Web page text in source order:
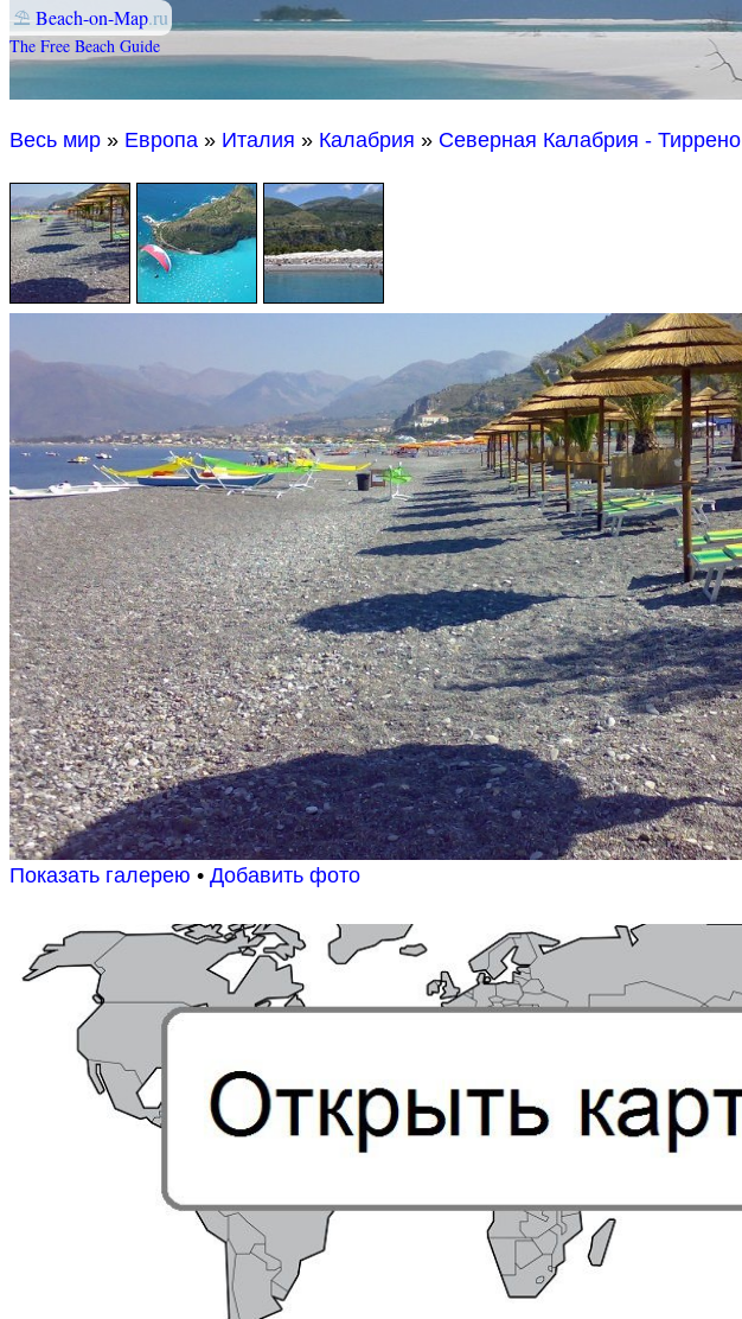
⛱ Beach-on-Map.ru
The Free Beach Guide
Весь мир » Европа » Италия » Калабрия » Северная Калабрия - Тиррено
Показать галерею • Добавить фото